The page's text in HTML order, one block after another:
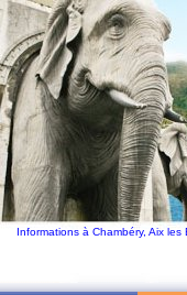
Informations à Chambéry, Aix